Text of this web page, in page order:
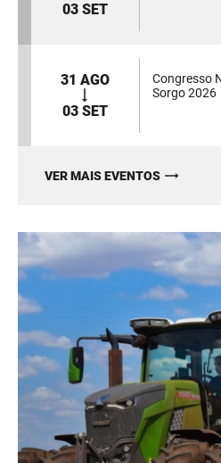
03 SET
31 AGO
03 SET
Congresso
Sorgo 2026
VER MAIS EVENTOS